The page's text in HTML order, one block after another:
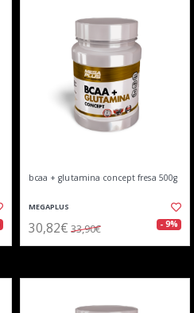
bcaa + glutamina concept fresa 500g
MEGAPLUS
30,82€ 33,90€ - 9%